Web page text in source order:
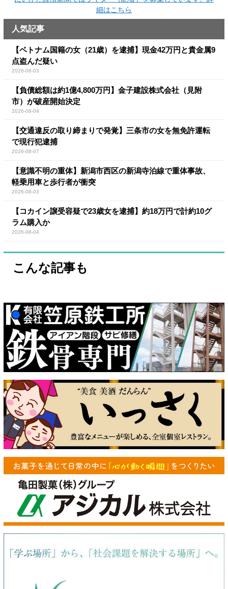
細はこちら
人気記事
【ベトナム国籍の女（21歳）を逮捕】現金42万円と貴金属9
点盗んだ疑い
2026-08-03
【負債総額は約1億4,800万円】金子建設株式会社（見附
市）が破産開始決定
2026-08-04
【交通違反の取り締まりで発覚】三条市の女を無免許運転
で現行犯逮捕
2026-08-07
【意識不明の重体】新潟市西区の新潟寺泊線で重体事故、
軽乗用車と歩行者が衝突
2026-08-03
【コカイン譲受容疑で23歳女を逮捕】約18万円で計約10グ
ラム購入か
2026-08-04
こんな記事も